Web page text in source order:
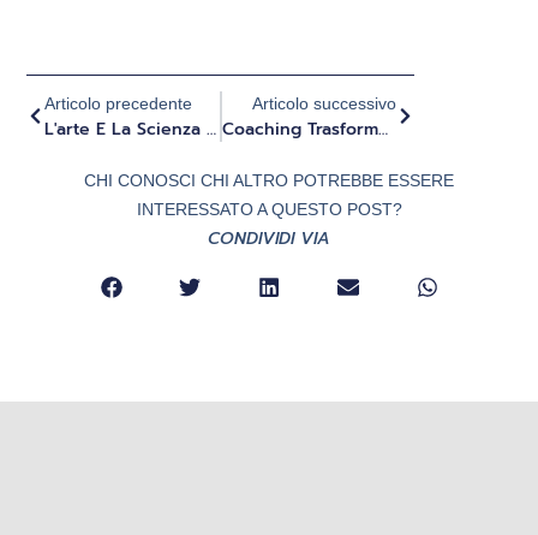
Articolo precedente
L'arte E La Scienza Degli Psichedelici Per Lo Sviluppo Personale E Della Leadership
Articolo successivo
Coaching Trasformazionale E Lavoro Interiore Profondo - Intervista Con Medoo
CHI CONOSCI CHI ALTRO POTREBBE ESSERE
INTERESSATO A QUESTO POST?
CONDIVIDI VIA